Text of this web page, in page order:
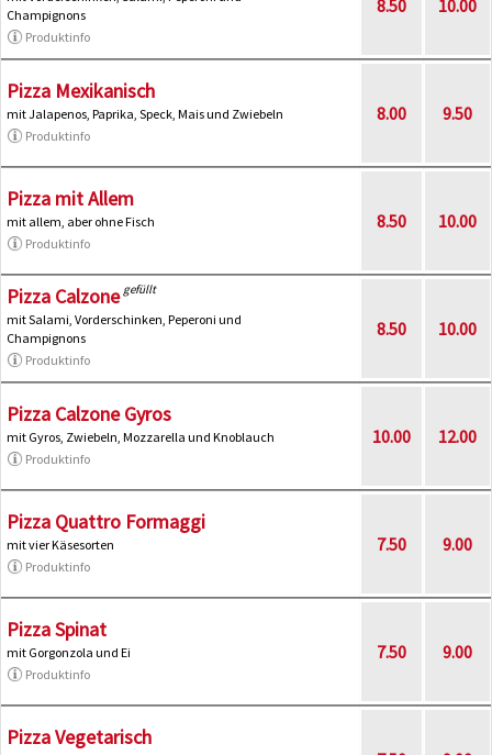
Champignons
Produktinfo
8.50 10.00
Pizza Mexikanisch
mit Jalapenos, Paprika, Speck, Mais und Zwiebeln
Produktinfo
8.00 9.50
Pizza mit Allem
mit allem, aber ohne Fisch
Produktinfo
8.50 10.00
Pizza Calzone gefüllt
mit Salami, Vorderschinken, Peperoni und
Champignons
Produktinfo
8.50 10.00
Pizza Calzone Gyros
mit Gyros, Zwiebeln, Mozzarella und Knoblauch
Produktinfo
10.00 12.00
Pizza Quattro Formaggi
mit vier Käsesorten
Produktinfo
7.50 9.00
Pizza Spinat
mit Gorgonzola und Ei
Produktinfo
7.50 9.00
Pizza Vegetarisch